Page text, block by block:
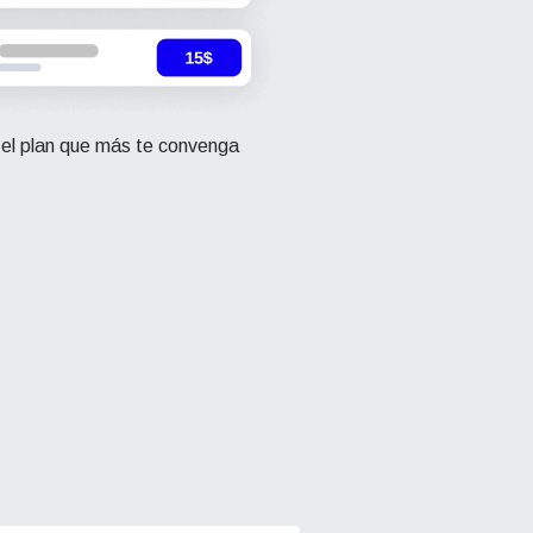
el plan que más te convenga
la
la